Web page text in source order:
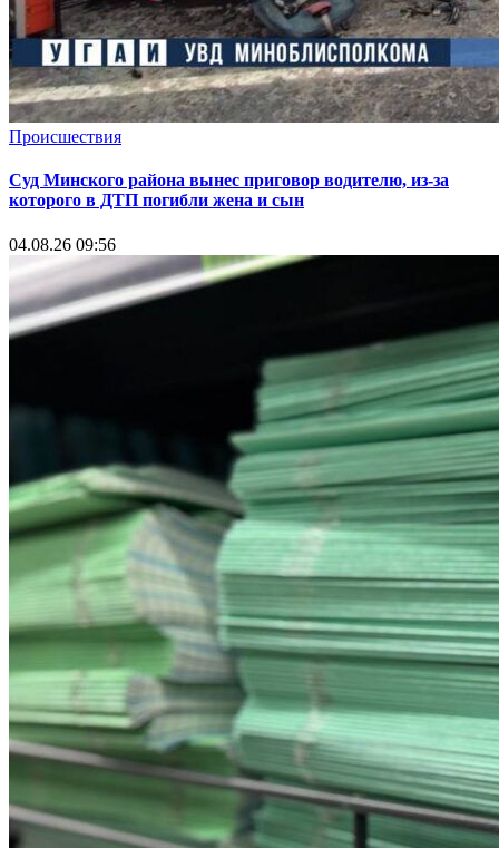
Происшествия
Суд Минского района вынес приговор водителю, из-за
которого в ДТП погибли жена и сын
04.08.26 09:56